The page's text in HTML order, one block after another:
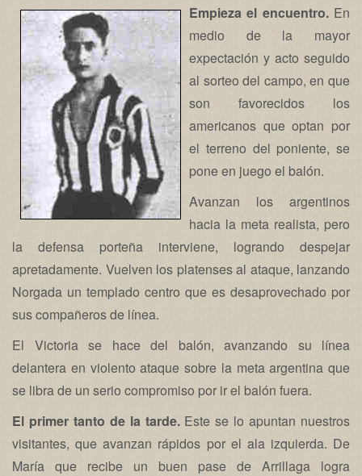
Empieza el encuentro.En
medio de la mayor
expectación y acto seguido
al sorteo del campo, en que
son favorecidos los
americanos que optan por
el terreno del poniente, se
pone en juego el balón.
Avanzan los argentinos
hacia la meta realista, pero
la defensa porteña interviene, logrando despejar
apretadamente. Vuelven los platenses al ataque, lanzando
Norgada un templado centro que es desaprovechado por
sus compañeros de línea.
El Victoria se hace del balón, avanzando su línea
delantera en violento ataque sobre la meta argentina que
se libra de un serio compromiso por ir el balón fuera.
El primer tanto de la tarde.Este se lo apuntan nuestros
visitantes, que avanzan rápidos por el ala izquierda. De
María que recibe un buen pase de Arrillaga logra